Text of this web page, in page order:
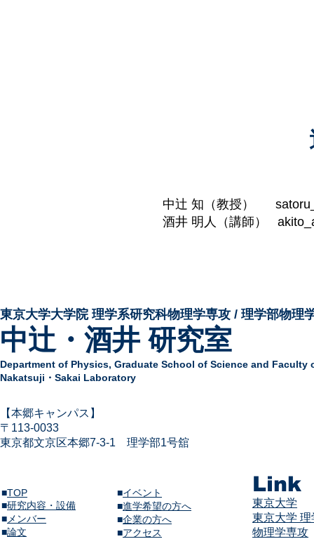
中辻 知（教授）
酒井 明人（講師）
東京大学大学院 ​理学系研究科物理学専攻 / 理学部物理
中辻・酒井 研究室
Department of Physics, Graduate School of Science and Faculty
Nakatsuji・Sakai Laboratory
​【本郷キャンパス】
〒113-0033
東京都文京区本郷7-3-1
理学部1号舘
■TOP
■研究内容・設備
■ メンバー
​■論文
■イベント
​■進学希望の方へ
■企業の方へ
​■アクセス
Link
東京大学
東京大学
物理学専攻